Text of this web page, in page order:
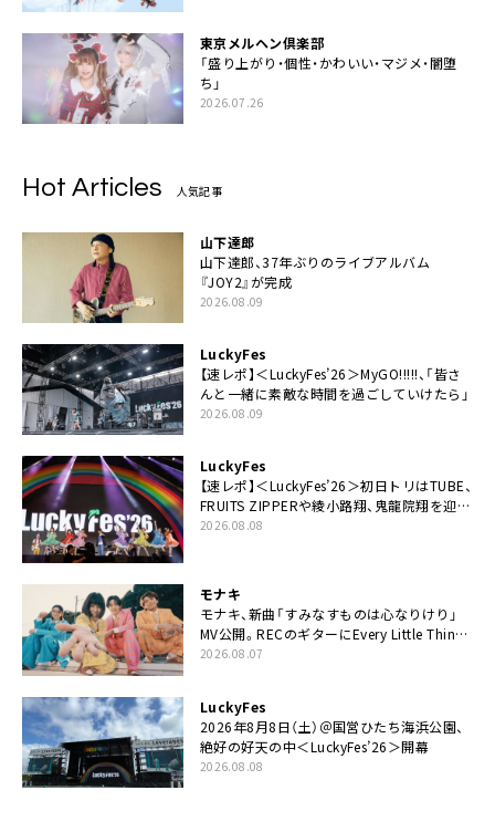
東京メルヘン倶楽部
「盛り上がり・個性・かわいい・マジメ・闇堕
ち」
2026.07.26
Hot Articles 人気記事
山下達郎
山下達郎、37年ぶりのライブアルバム
『JOY2』が完成
2026.08.09
LuckyFes
【速レポ】＜LuckyFes’26＞MyGO!!!!!、「皆さ
んと一緒に素敵な時間を過ごしていけたら」
2026.08.09
LuckyFes
【速レポ】＜LuckyFes’26＞初日トリはTUBE、
FRUITS ZIPPERや綾小路翔、鬼龍院翔を迎え
た豪華コラボも「知ってたらぜひ一緒に歌っ
2026.08.08
モナキ
モナキ、新曲「すみなすものは心なりけり」
MV公開。RECのギターにEvery Little Thing・
伊藤一朗参加も
2026.08.07
LuckyFes
2026年8月8日（土）＠国営ひたち海浜公園、
絶好の好天の中＜LuckyFes’26＞開幕
2026.08.08